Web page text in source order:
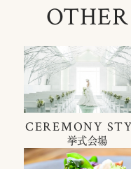
CEREMONY
挙式会場